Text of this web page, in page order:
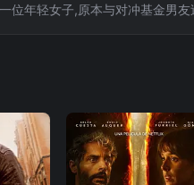
位年轻女子,原本与对冲基金男